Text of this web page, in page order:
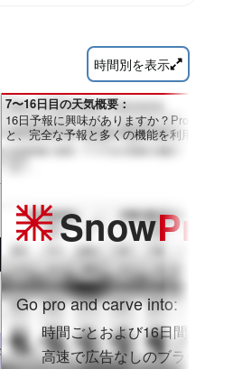
時間別を表示
7〜16日目の天気概要：
16日予報に興味がありますか？Proメンバ
と、完全な予報と多くの機能を利用できま
SnowPro
Go pro and carve into:
時間ごとおよび16日間の降
高速で広告なしのブラウジン